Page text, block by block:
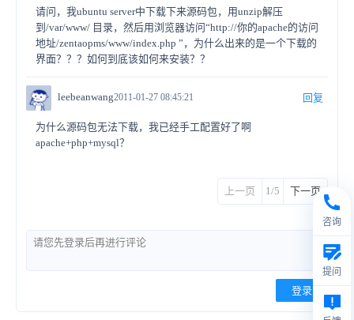
请问，我ubuntu server中下载下来源码包，用unzip解压
到/var/www/ 目录，然后用浏览器访问“http://你的apache的访问
地址/zentaopms/www/index.php ”，为什么出来的是一个下载的
界面？？？如何到底该如何来安装？？
leebeanwang2011-01-27 08:45:21 回复
为什么源码包无法下载，我已经手工配置好了啊
apache+php+mysql？
上一页 1/5 下一页
登录
咨询
提问